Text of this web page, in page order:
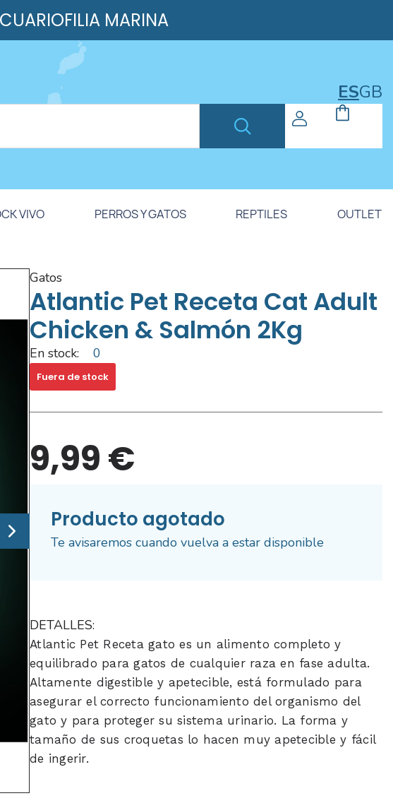
MARINA
ESGB
VIVO PERROS Y GATOS REPTILES OUTLET
gatos
Atlantic Pet Receta Cat Adult
Chicken & Salmón 2Kg
En stock: 0
Fuera de stock
9,99 €
Producto agotado
Te avisaremos cuando vuelva a estar disponible
DETALLES:
Atlantic Pet Receta gato es un alimento completo y
equilibrado para gatos de cualquier raza en fase adulta.
Altamente digestible y apetecible, está formulado para
asegurar el correcto funcionamiento del organismo del
gato y para proteger su sistema urinario. La forma y
tamaño de sus croquetas lo hacen muy apetecible y fácil
de ingerir.